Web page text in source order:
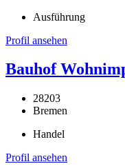
Ausführung
Profil ansehen
Bauhof
28203
Bremen
Handel
Profil ansehen